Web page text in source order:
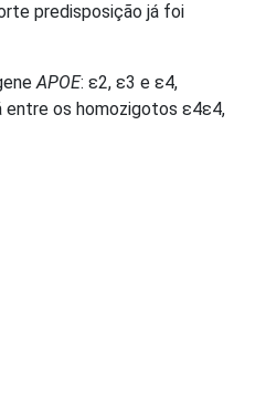
predisposição já foi
APOE: ε2, ε3 e ε4,
entre os homozigotos ε4ε4,